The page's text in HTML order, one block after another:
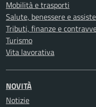
Mobilità e trasporti
Salute, benessere e
Tributi, finanze e
Turismo
Vita lavorativa
NOVITÀ
Notizie